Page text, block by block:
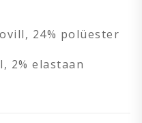
24% polüester
2% elastaan